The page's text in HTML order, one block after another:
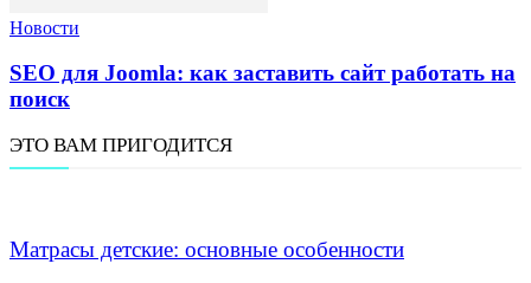
Новости
SEO для Joomla: как заставить сайт работать на
поиск
ЭТО ВАМ ПРИГОДИТСЯ
Матрасы детские: основные особенности